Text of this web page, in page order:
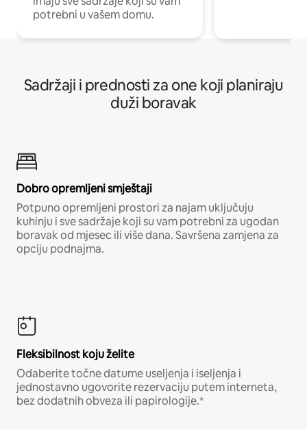
potrebni u vašem domu.
Sadržaji i prednosti za one koji planiraju
duži boravak
Dobro opremljeni smještaji
Potpuno opremljeni prostori za najam uključuju
kuhinju i sve sadržaje koji su vam potrebni za ugodan
boravak od mjesec ili više dana. Savršena zamjena za
opciju podnajma.
Fleksibilnost koju želite
Odaberite točne datume useljenja i iseljenja i
jednostavno ugovorite rezervaciju putem interneta,
bez dodatnih obveza ili papirologije.*